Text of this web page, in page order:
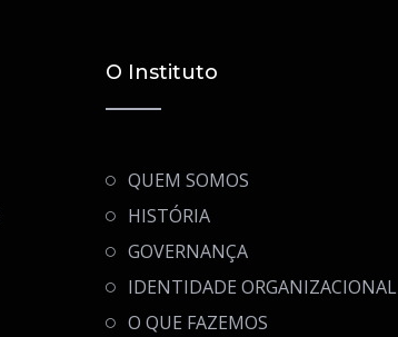
O Instituto
QUEM SOMOS
HISTÓRIA
GOVERNANÇA
IDENTIDADE ORGANIZACIONAL
O QUE FAZEMOS